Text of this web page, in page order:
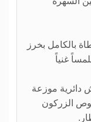
بالكامل بخرز
غنياً
دائرية موزعة
الزركون